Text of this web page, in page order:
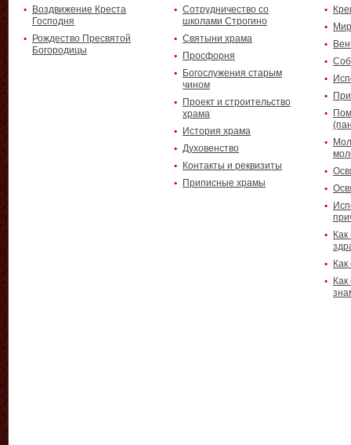
Воздвижение Креста
Господня
Рождество Пресвятой
Богородицы
Сотрудничество со
школами Строгино
Святыни храма
Просфорня
Богослужения старым
чином
Проект и строительство
храма
История храма
Духовенство
Контакты и реквизиты
Приписные храмы
Как